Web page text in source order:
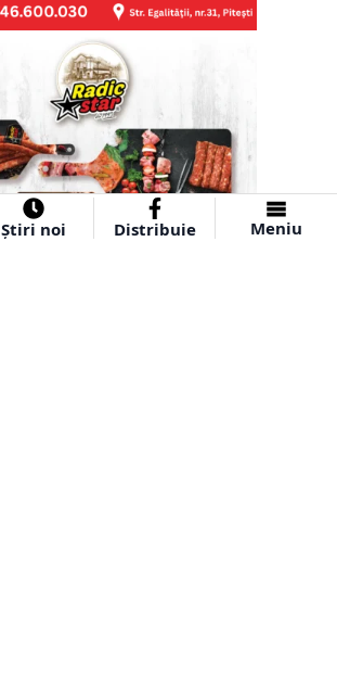
Știri noi Distribuie Meniu